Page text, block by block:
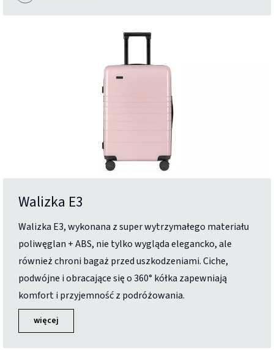
Walizka E3
Walizka E3, wykonana z super wytrzymałego materiału
poliwęglan + ABS, nie tylko wygląda elegancko, ale
również chroni bagaż przed uszkodzeniami. Ciche,
podwójne i obracające się o 360° kółka zapewniają
komfort i przyjemność z podróżowania.
więcej